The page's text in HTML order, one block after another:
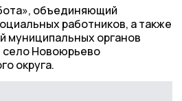
объединяющий
работников, а также
муниципальных органов
село Новоюрьево
округа.